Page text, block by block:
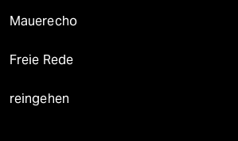
Mauerecho
Freie Rede
reingehen